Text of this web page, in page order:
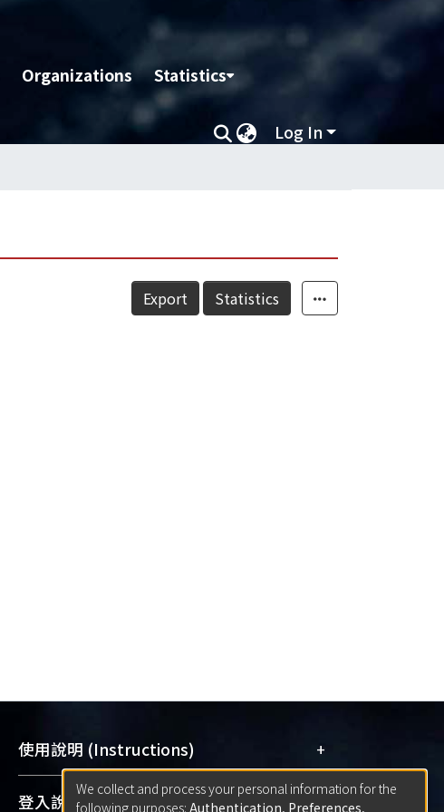
Organizations Statistics
Log In
Export Statistics
使用說明 (Instructions) +
網站簡介(Quickstart Guide)
登入說明 (Sign-in) +
We collect and process your personal information for the
following purposes: Authentication, Preferences,